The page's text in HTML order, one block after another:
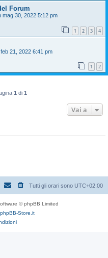
Forum
mag 30, 2022 5:12 pm
1 2 3 4
21, 2022 6:41 pm
1 2
1 di 1
Vai a
Tutti gli orari sono UTC+02:00
© phpBB Limited
phpBB-Store.it